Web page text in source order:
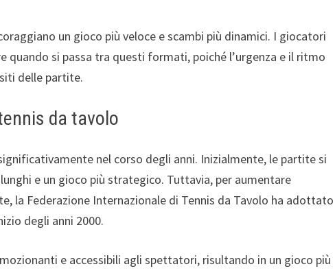
un gioco più veloce e scambi più dinamici. I giocatori
quando si passa tra questi formati, poiché l’urgenza e il ritmo
delle partite.
da tavolo
nel corso degli anni. Inizialmente, le partite si
e un gioco più strategico. Tuttavia, per aumentare
la Federazione Internazionale di Tennis da Tavolo ha adottato
degli anni 2000.
e accessibili agli spettatori, risultando in un gioco più